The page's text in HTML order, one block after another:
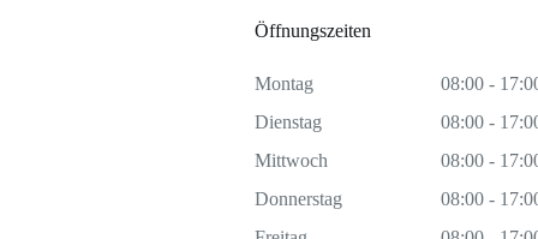
Öffnungszeiten
Montag
08:00 -
Dienstag
08:00 -
Mittwoch
08:00 -
Donnerstag
08:00 -